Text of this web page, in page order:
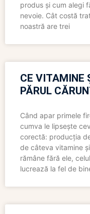
produs și cum alegi
nevoie. Cât costă
noastră are trei
CE VITAMINE
PĂRUL
Când apar primele
cumva le lipsește
corectă: producția
de câteva vitamine
rămâne fără ele,
lucrează la fel de